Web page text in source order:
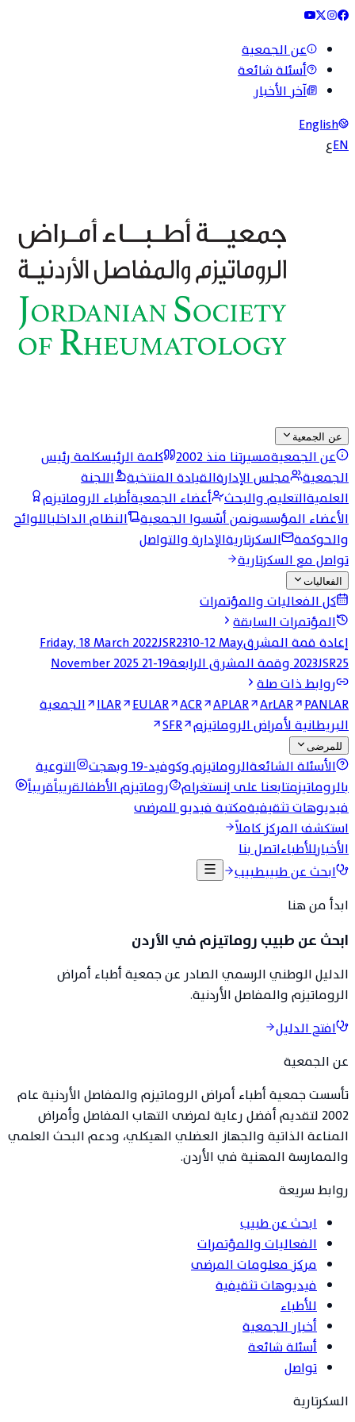
عن الجمعية
أسئلة شائعة
آخر الأخبار
English
ENع
عن الجمعية
عن الجمعيةمسيرتنا منذ 2002 كلمة الرئيسكلمة رئيس
الجمعية
مجلس الإدارةالقيادة المنتخبة
اللجنة
العلميةالتعليم والبحث أعضاء الجمعيةأطباء الروماتيزم
الأعضاء المؤسسونمن أسّسوا الجمعية النظام الداخلياللوائح
والحوكمة
السكرتاريةالإدارة والتواصل
تواصل مع السكرتارية
الفعاليات
كل الفعاليات والمؤتمرات
المؤتمرات السابقة
إعادة قمة المشرق
Friday, 18 March 2022JSR2310-12 May
2023JSR25 وقمة المشرق الرابعة
19-21 November 2025
روابط ذات صلة
ILAR EULAR ACR APLAR ArLAR PANLAR
الجمعية
البريطانية لأمراض الروماتيزم SFR
للمرضى
الأسئلة الشائعةالروماتيزم وكوفيد-19 وبهجت
التوعية
بالروماتيزمتابعنا على إنستغرام روماتيزم الأطفالقريباًقريباً
فيديوهات تثقيفيةمكتبة فيديو للمرضى
استكشف المركز كاملاً
الأخبارللأطباءاتصل بنا
ابحث عن طبيبطبيب
ابدأ من هنا
ابحث عن طبيب روماتيزم في الأردن
الدليل الوطني الرسمي الصادر عن جمعية أطباء أمراض
الروماتيزم والمفاصل الأردنية.
افتح الدليل
عن الجمعية
تأسست جمعية أطباء أمراض الروماتيزم والمفاصل الأردنية عام
2002 لتقديم أفضل رعاية لمرضى التهاب المفاصل وأمراض
المناعة الذاتية والجهاز العضلي الهيكلي، ودعم البحث العلمي
والممارسة المهنية في الأردن.
روابط سريعة
ابحث عن طبيب
الفعاليات والمؤتمرات
مركز معلومات المرضى
فيديوهات تثقيفية
للأطباء
أخبار الجمعية
أسئلة شائعة
تواصل
السكرتارية